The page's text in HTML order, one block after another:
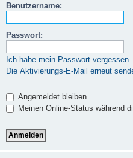
Benutzername:
Passwort:
Ich habe mein Passwort vergessen
Die Aktivierungs-E-Mail erneut
Angemeldet bleiben
Meinen Online-Status während